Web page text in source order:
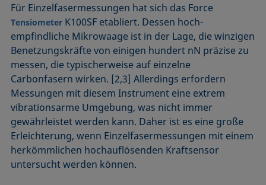
Für Einzelfasermessungen hat sich das Force
Tensiometer K100SF etabliert. Dessen hoch-
empfindliche Mikrowaage ist in der Lage, die winzigen
Benetzungskräfte von einigen hundert nN präzise zu
messen, die typischerweise auf einzelne
Carbonfasern wirken. [2,3] Allerdings erfordern
Messungen mit diesem Instrument eine extrem
vibrationsarme Umgebung, was nicht immer
gewährleistet werden kann. Daher ist es eine große
Erleichterung, wenn Einzelfasermessungen mit einem
herkömmlichen hochauflösenden Kraftsensor
untersucht werden können.